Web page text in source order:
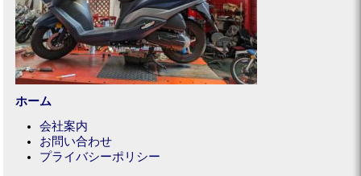
ホーム
会社案内
お問い合わせ
プライバシーポリシー